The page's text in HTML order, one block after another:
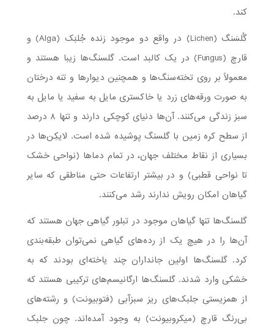
کند.
گُلسَنگ (Lichen) در واقع دو موجود زنده جُلبَک (Alga) و
قارچ (Fungus) در یک کالبد است. گلسنگ‌ها زیبا هستند و
معمولاً بر روی تخته‌سنگ‌ها و همچنین دیوارها و تنه درختان
به صورت ورقه‌های زرد یا خاکستری مایل به سفید یا مایل به
سبز زندگی می‌کنند. آن‌ها دنیای کوچکی دارند و تنها ۸ درصد
از سطح کره زمین با گلسنگ پوشیده شده‌ است. لایکِن‌ها در
بسیاری از نقاط مختلف جهان، در تمام دماها (نواحی خشک
تا نواحی قطبی) و در بیشتر ارتفاعات حتی مناطقی که سایر
گیاهان امکان رویش ندارند رشد می‌کنند.
گلسنگ‌ها تنها گیاهان موجود در تبلور گیاهی جهان هستند که
آن‌ها را در هیچ یک از رده‌های گیاهی نمی‌توان طبقه‌بندی
کرد. گلسنگ‌ها اولین جانداران چند یاخته‌ای بودند که به
خشکی وارد شدند. گلسنگ‌ها ارگانیسم‌های ترکیبی هستند که
از همزیستی جلبک‌های ریز سبزآبی (فتوبیونت) و رشته‌های
بی‌رنگ قارچ (میکروبیونت) به وجود آمده‌اند. چون جلبک